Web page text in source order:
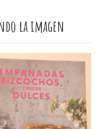
la imagen